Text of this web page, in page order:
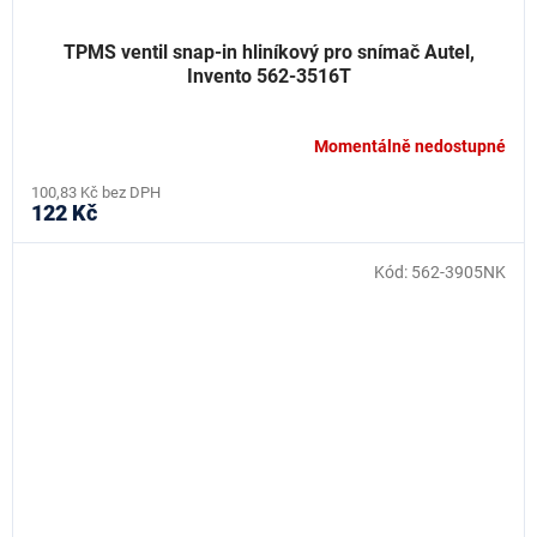
TPMS ventil snap-in hliníkový pro snímač Autel,
Invento 562-3516T
Momentálně nedostupné
100,83 Kč bez DPH
122 Kč
Kód: 562-3905NK